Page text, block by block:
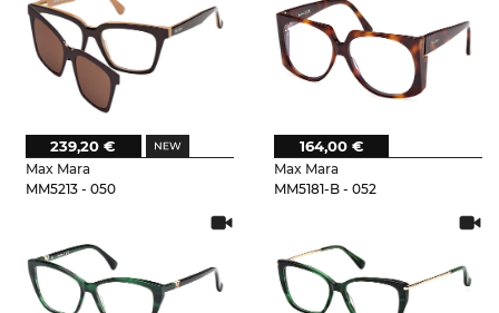
Max Mara
MM5213 - 050
239,20 €
Max Mara
MM5181-B - 052
164,00 €